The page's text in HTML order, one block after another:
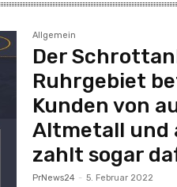
Allgemein
Der
Ruhrgebiet
Kunden von
Altmetall und
zahlt sogar
PrNews24 - 5. Februar 2022